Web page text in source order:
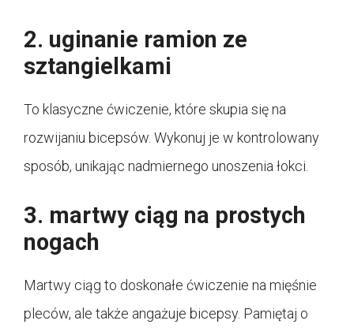
2. uginanie ramion ze
sztangielkami
To klasyczne ćwiczenie, które skupia się na
rozwijaniu bicepsów. Wykonuj je w kontrolowany
sposób, unikając nadmiernego unoszenia łokci.
3. martwy ciąg na prostych
nogach
Martwy ciąg to doskonałe ćwiczenie na mięśnie
pleców, ale także angażuje bicepsy. Pamiętaj o